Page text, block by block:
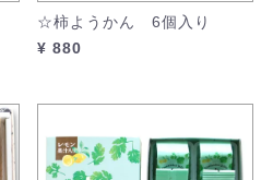
☆柿ようかん 6個入り
¥ 880